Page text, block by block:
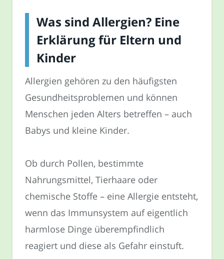
Was sind Allergien? Eine
Erklärung für Eltern und
Kinder
Allergien gehören zu den häufigsten
Gesundheitsproblemen und können
Menschen jeden Alters betreffen – auch
Babys und kleine Kinder.
Ob durch Pollen, bestimmte
Nahrungsmittel, Tierhaare oder
chemische Stoffe – eine Allergie entsteht,
wenn das Immunsystem auf eigentlich
harmlose Dinge überempfindlich
reagiert und diese als Gefahr einstuft.